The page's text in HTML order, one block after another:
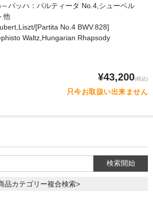
バッハ：パルティータ No.4,シューベル
他
[Partita No.4 BWV.828]
Waltz,Hungarian Rhapsody
¥43,200(税込)
只今お取扱い出来ません
品カテゴリー複合検索>